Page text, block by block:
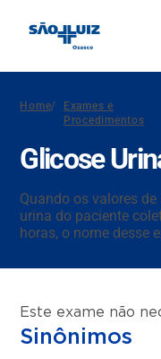
Home/
Exames e
Procedimentos
Glicose
Quando os valores
urina do paciente
horas, o nome desse
Este exame não
Sinônimos